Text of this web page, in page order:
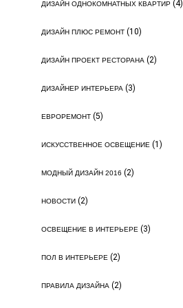
ДИЗАЙН ОДНОКОМНАТНЫХ КВАРТИР(4)
ДИЗАЙН ПЛЮС РЕМОНТ(10)
ДИЗАЙН ПРОЕКТ РЕСТОРАНА(2)
ДИЗАЙНЕР ИНТЕРЬЕРА(3)
ЕВРОРЕМОНТ(5)
ИСКУССТВЕННОЕ ОСВЕЩЕНИЕ(1)
МОДНЫЙ ДИЗАЙН 2016 (2)
НОВОСТИ(2)
ОСВЕЩЕНИЕ В ИНТЕРЬЕРЕ(3)
ПОЛ В ИНТЕРЬЕРЕ(2)
ПРАВИЛА ДИЗАЙНА(2)